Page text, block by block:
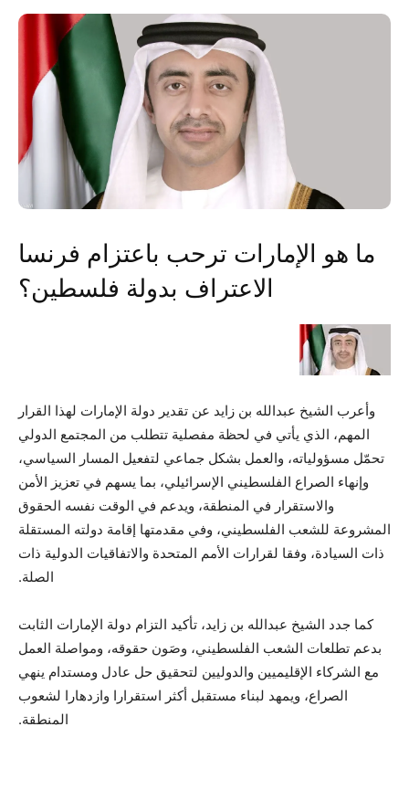
ما هو الإمارات ترحب باعتزام فرنسا
الاعتراف بدولة فلسطين؟
وأعرب الشيخ عبدالله بن زايد عن تقدير دولة الإمارات لهذا القرار
المهم، الذي يأتي في لحظة مفصلية تتطلب من المجتمع الدولي
تحمّل مسؤولياته، والعمل بشكل جماعي لتفعيل المسار السياسي،
وإنهاء الصراع الفلسطيني الإسرائيلي، بما يسهم في تعزيز الأمن
والاستقرار في المنطقة، ويدعم في الوقت نفسه الحقوق
المشروعة للشعب الفلسطيني، وفي مقدمتها إقامة دولته المستقلة
ذات السيادة، وفقا لقرارات الأمم المتحدة والاتفاقيات الدولية ذات
الصلة.
كما جدد الشيخ عبدالله بن زايد، تأكيد التزام دولة الإمارات الثابت
بدعم تطلعات الشعب الفلسطيني، وصَون حقوقه، ومواصلة العمل
مع الشركاء الإقليميين والدوليين لتحقيق حل عادل ومستدام ينهي
الصراع، ويمهد لبناء مستقبل أكثر استقرارا وازدهارا لشعوب
المنطقة.